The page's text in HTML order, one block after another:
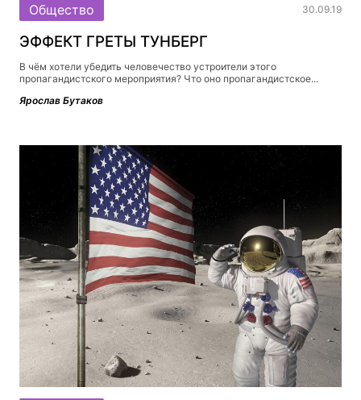
Общество 30.09.19
ЭФФЕКТ ГРЕТЫ ТУНБЕРГ
В чём хотели убедить человечество устроители этого
пропагандистского мероприятия? Что оно пропагандистское...
Ярослав Бутаков